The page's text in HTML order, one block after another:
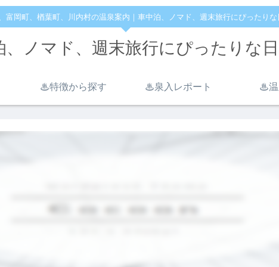
富岡町、楢葉町、川内村の温泉案内｜車中泊、ノマド、週末旅行にぴったりな
ノマド、週末旅行にぴったりな
♨︎特徴から探す ♨︎泉入レポート ♨︎温